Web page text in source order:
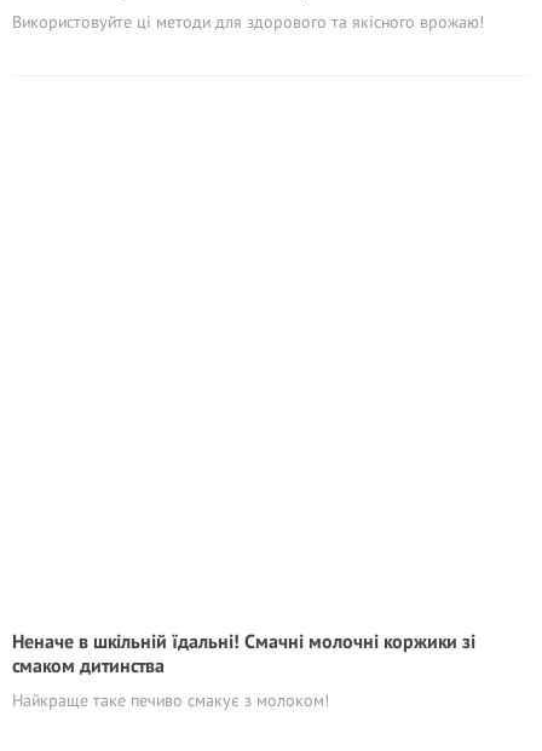
Використовуйте ці методи для здорового та якісного врожаю!
Неначе в шкільній їдальні! Смачні молочні коржики зі
смаком дитинства
Найкраще таке печиво смакує з молоком!